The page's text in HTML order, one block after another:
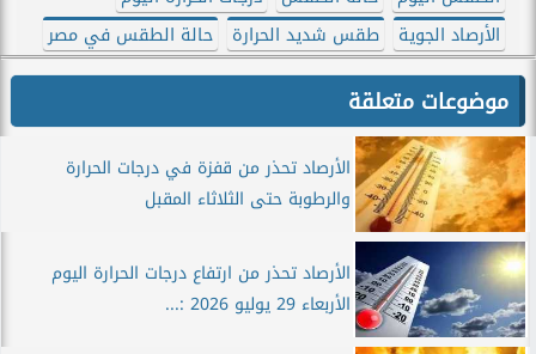
الأرصاد الجوية
طقس شديد الحرارة حالة الطقس في مصر
موضوعات متعلقة
الأرصاد تحذر من قفزة في درجات الحرارة
والرطوبة حتى الثلاثاء المقبل
الأرصاد تحذر من ارتفاع درجات الحرارة اليوم
الأربعاء 29 يوليو 2026 :...